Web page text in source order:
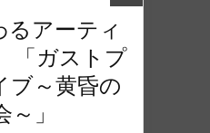
るアーティ
「ガストプ
ブ～黄昏の
」